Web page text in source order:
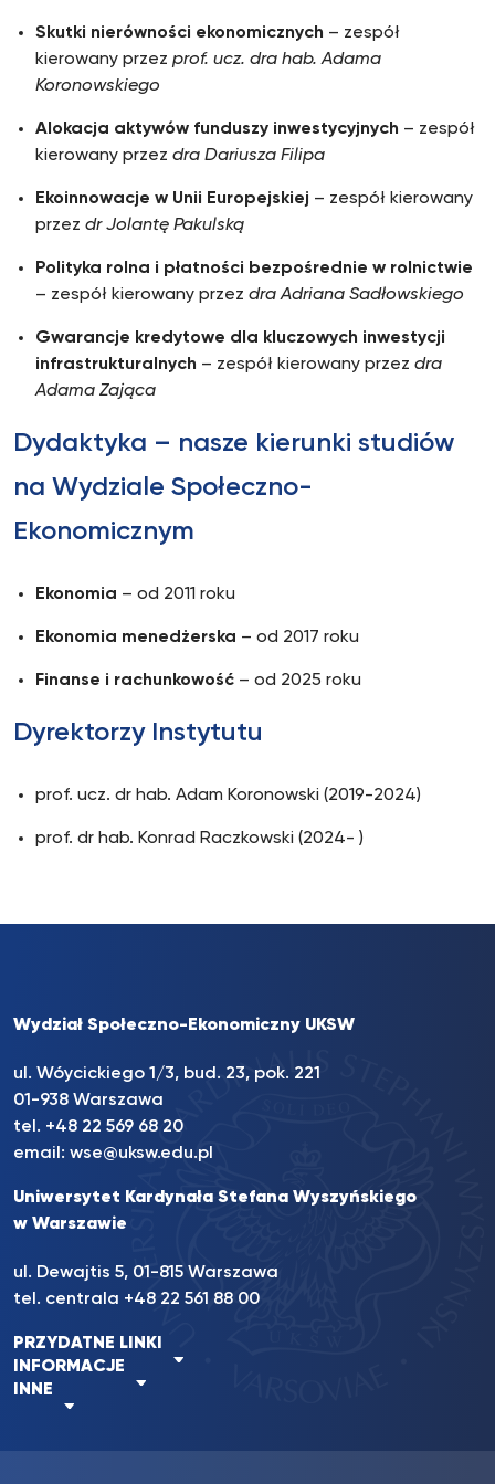
Skutki nierówności ekonomicznych – zespół
kierowany przez prof. ucz. dra hab. Adama
Koronowskiego
Alokacja aktywów funduszy inwestycyjnych – zespół
kierowany przez dra Dariusza Filipa
Ekoinnowacje w Unii Europejskiej – zespół kierowany
przez dr Jolantę Pakulską
Polityka rolna i płatności bezpośrednie w rolnictwie
– zespół kierowany przez dra Adriana Sadłowskiego
Gwarancje kredytowe dla kluczowych inwestycji
infrastrukturalnych – zespół kierowany przez dra
Adama Zająca
Dydaktyka – nasze kierunki studiów
na Wydziale Społeczno-
Ekonomicznym
Ekonomia – od 2011 roku
Ekonomia menedżerska – od 2017 roku
Finanse i rachunkowość – od 2025 roku
Dyrektorzy Instytutu
prof. ucz. dr hab. Adam Koronowski (2019-2024)
prof. dr hab. Konrad Raczkowski (2024- )
Wydział Społeczno-Ekonomiczny UKSW
ul. Wóycickiego 1/3, bud. 23, pok. 221
01-938 Warszawa
tel. +48 22 569 68 20
email: wse@uksw.edu.pl
Uniwersytet Kardynała Stefana Wyszyńskiego
w Warszawie
ul. Dewajtis 5, 01-815 Warszawa
tel. centrala +48 22 561 88 00
PRZYDATNE LINKI
INFORMACJE
INNE